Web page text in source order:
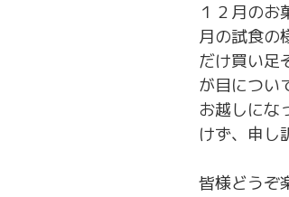
１２月のお
月の試食の
だけ買い足
が目につい
お越しにな
けず、申し
皆様どうぞ